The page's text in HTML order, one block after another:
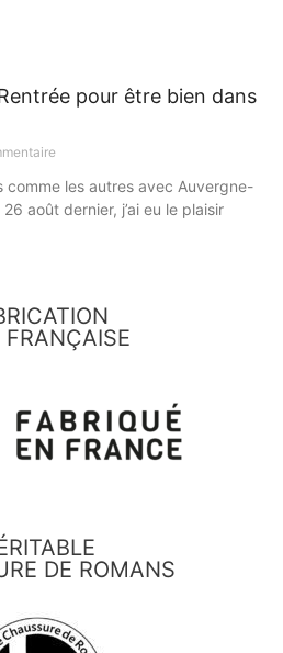
pour être bien dans
comme les autres avec Auvergne-
août dernier, j’ai eu le plaisir
FRANÇAISE
DE ROMANS